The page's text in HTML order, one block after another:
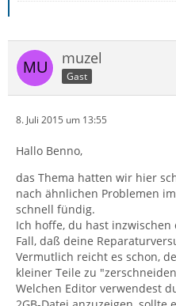
muzel
Gast
8. Juli 2015 um 13:55
Hallo Benno,
das Thema hatten wir hier
nach ähnlichen Problemen
schnell fündig.
Ich hoffe, du hast
Fall, daß deine
Vermutlich reicht es schon,
kleiner Teile zu
Welchen Editor verwendest